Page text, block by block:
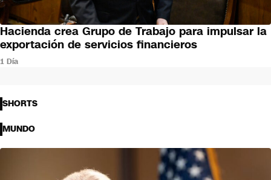
NEGOCIOS
Hacienda crea Grupo de Trabajo para impulsar la
exportación de servicios financieros
1 Día
SHORTS
MUNDO